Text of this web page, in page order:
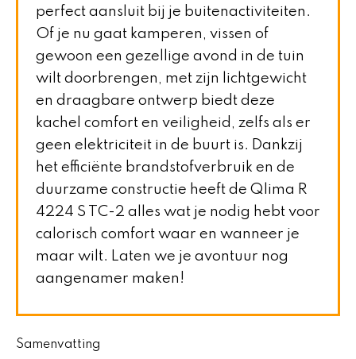
perfect aansluit bij je buitenactiviteiten.
Of je nu gaat kamperen, vissen of
gewoon een gezellige avond in de tuin
wilt doorbrengen, met zijn lichtgewicht
en draagbare ontwerp biedt deze
kachel comfort en veiligheid, zelfs als er
geen elektriciteit in de buurt is. Dankzij
het efficiënte brandstofverbruik en de
duurzame constructie heeft de Qlima R
4224 S TC-2 alles wat je nodig hebt voor
calorisch comfort waar en wanneer je
maar wilt. Laten we je avontuur nog
aangenamer maken!
Samenvatting